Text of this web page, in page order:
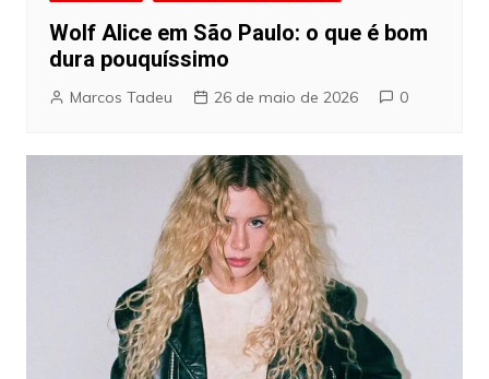
Wolf Alice em São Paulo: o que é bom
dura pouquíssimo
Marcos Tadeu 26 de maio de 2026 0